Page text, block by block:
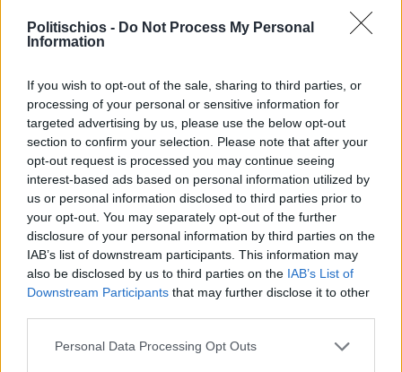
Politischios - Do Not Process My Personal
Information
If you wish to opt-out of the sale, sharing to third parties, or
processing of your personal or sensitive information for
targeted advertising by us, please use the below opt-out
section to confirm your selection. Please note that after your
opt-out request is processed you may continue seeing
interest-based ads based on personal information utilized by
us or personal information disclosed to third parties prior to
your opt-out. You may separately opt-out of the further
disclosure of your personal information by third parties on the
IAB’s list of downstream participants. This information may
also be disclosed by us to third parties on the IAB’s List of
Downstream Participants that may further disclose it to other
Personal Data Processing Opt Outs
Πριν 5 ημέρες
CHIOS FORUM: CHOICES- Πλήθος κόσμου
κατέκλυσε το Ομήρειο για την μεγάλη
διοργάνωση